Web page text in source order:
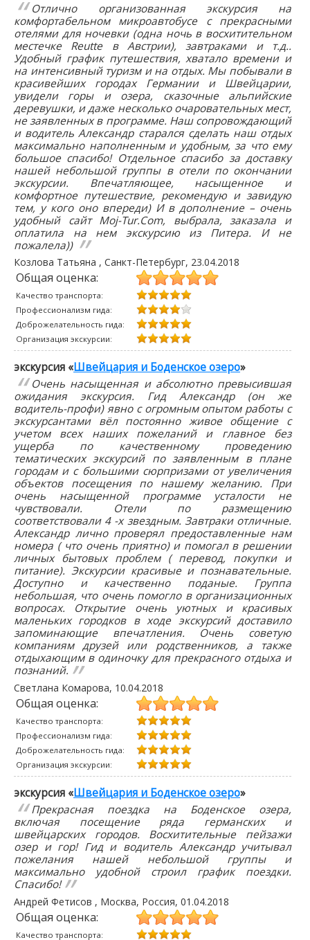
Отлично организованная экскурсия на
комфортабельном микроавтобусе с прекрасными
отелями для ночевки (одна ночь в восхитительном
местечке Reutte в Австрии), завтраками и т.д..
Удобный график путешествия, хватало времени и
на интенсивный туризм и на отдых. Мы побывали в
красивейших городах Германии и Швейцарии,
увидели горы и озера, сказочные альпийские
деревушки, и даже несколько очаровательных мест,
не заявленных в программе. Наш сопровождающий
и водитель Александр старался сделать наш отдых
максимально наполненным и удобным, за что ему
большое спасибо! Отдельное спасибо за доставку
нашей небольшой группы в отели по окончании
экскурсии. Впечатляющее, насыщенное и
комфортное путешествие, рекомендую и завидую
тем, у кого оно впереди) И в дополнение – очень
удобный сайт Moj-Tur.Com, выбрала, заказала и
оплатила на нем экскурсию из Питера. И не
пожалела))
Козлова Татьяна , Санкт-Петербург, 23.04.2018
Общая оценка:
Качество транспорта:
Профессионализм гида:
Доброжелательность гида:
Организация экскурсии:
экскурсия «Швейцария и Боденское озеро»
Очень насыщенная и абсолютно превысившая
ожидания экскурсия. Гид Александр (он же
водитель-профи) явно с огромным опытом работы с
экскурсантами вёл постоянно живое общение с
учетом всех наших пожеланий и главное без
ущерба по качественному проведению
тематических экскурсий по заявленным в плане
городам и с большими сюрпризами от увеличения
объектов посещения по нашему желанию. При
очень насыщенной программе усталости не
чувствовали. Отели по размещению
соответствовали 4 -х звездным. Завтраки отличные.
Александр лично проверял предоставленные нам
номера ( что очень приятно) и помогал в решении
личных бытовых проблем ( перевод, покупки и
питание). Экскурсии красивые и познавательные.
Доступно и качественно поданые. Группа
небольшая, что очень помогло в организационных
вопросах. Открытие очень уютных и красивых
маленьких городков в ходе экскурсий доставило
запоминающие впечатления. Очень советую
компаниям друзей или родственников, а также
отдыхающим в одиночку для прекрасного отдыха и
познаний.
Светлана Комарова, 10.04.2018
Общая оценка:
Качество транспорта:
Профессионализм гида:
Доброжелательность гида:
Организация экскурсии:
экскурсия «Швейцария и Боденское озеро»
Прекрасная поездка на Боденское озера,
включая посещение ряда германских и
швейцарских городов. Восхитительные пейзажи
озер и гор! Гид и водитель Александр учитывал
пожелания нашей небольшой группы и
максимально удобной строил график поездки.
Спасибо!
Андрей Фетисов , Москва, Россия, 01.04.2018
Общая оценка:
Качество транспорта: